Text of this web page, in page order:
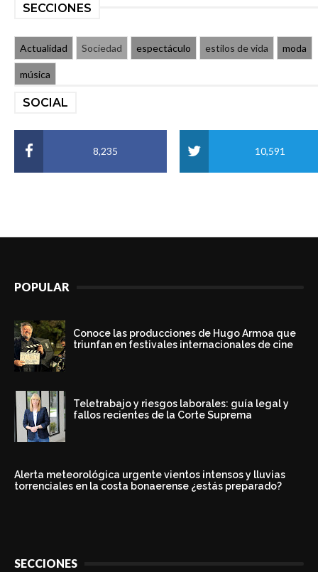
SECCIONES
Actualidad Sociedad espectáculo estilos de vida moda
música
SOCIAL
8,235 10,591
POPULAR
Conoce las producciones de Hugo Armoa que
triunfan en festivales internacionales de cine
Teletrabajo y riesgos laborales: guía legal y
fallos recientes de la Corte Suprema
Alerta meteorológica urgente vientos intensos y lluvias
torrenciales en la costa bonaerense ¿estás preparado?
SECCIONES